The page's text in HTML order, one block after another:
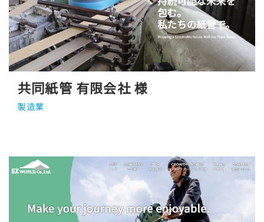
共同紙管 有限会社 様
製造業